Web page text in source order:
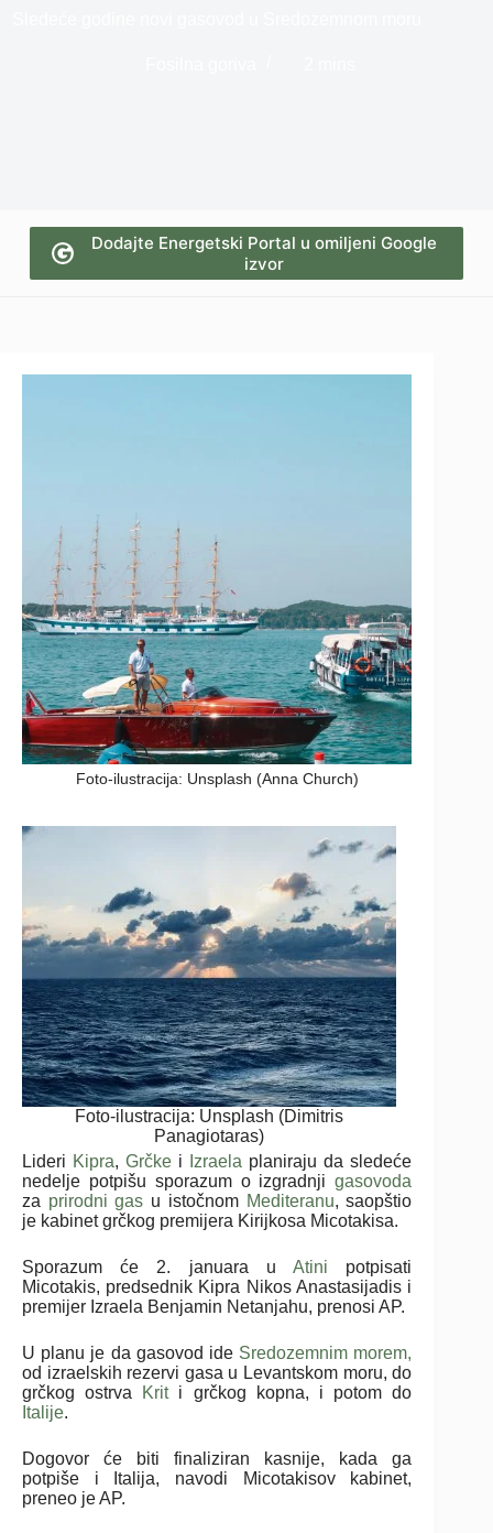
Dodajte Energetski Portal u omiljeni Google
izvor
Foto-ilustracija: Unsplash (Anna Church)
Foto-ilustracija: Unsplash (Dimitris
Panagiotaras)
Lideri Kipra,Grčke i Izraela planiraju da sledeće
nedelje potpišu sporazum o izgradnjigasovoda
za prirodni gas u istočnomMediteranu, saopštio
je kabinet grčkog premijera Kirijkosa Micotakisa.
Sporazum će 2. januara uAtini potpisati
Micotakis, predsednik Kipra Nikos Anastasijadis i
premijer Izraela Benjamin Netanjahu, prenosi AP.
U planu je da gasovod ide Sredozemnim morem,
od izraelskih rezervi gasa u Levantskom moru, do
grčkog ostrva Kriti grčkog kopna, i potom do
Italije.
Dogovor će biti finaliziran kasnije, kada ga
potpiše i Italija, navodi Micotakisov kabinet,
preneo je AP.